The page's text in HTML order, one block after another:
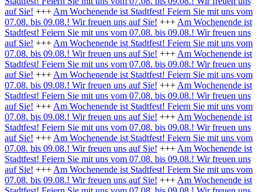
auf Sie! +++ Am Wochenende ist Stadtfest! Feiern Sie mit uns vom
07.08. bis 09.08.! Wir freuen uns auf Sie! +++ Am Wochenende ist
Stadtfest! Feiern Sie mit uns vom 07.08. bis 09.08.! Wir freuen uns
auf Sie! +++ Am Wochenende ist Stadtfest! Feiern Sie mit uns vom
07.08. bis 09.08.! Wir freuen uns auf Sie! +++ Am Wochenende ist
Stadtfest! Feiern Sie mit uns vom 07.08. bis 09.08.! Wir freuen uns
auf Sie! +++ Am Wochenende ist Stadtfest! Feiern Sie mit uns vom
07.08. bis 09.08.! Wir freuen uns auf Sie! +++ Am Wochenende ist
Stadtfest! Feiern Sie mit uns vom 07.08. bis 09.08.! Wir freuen uns
auf Sie! +++ Am Wochenende ist Stadtfest! Feiern Sie mit uns vom
07.08. bis 09.08.! Wir freuen uns auf Sie! +++ Am Wochenende ist
Stadtfest! Feiern Sie mit uns vom 07.08. bis 09.08.! Wir freuen uns
auf Sie! +++ Am Wochenende ist Stadtfest! Feiern Sie mit uns vom
07.08. bis 09.08.! Wir freuen uns auf Sie! +++ Am Wochenende ist
Stadtfest! Feiern Sie mit uns vom 07.08. bis 09.08.! Wir freuen uns
auf Sie! +++ Am Wochenende ist Stadtfest! Feiern Sie mit uns vom
07.08. bis 09.08.! Wir freuen uns auf Sie! +++ Am Wochenende ist